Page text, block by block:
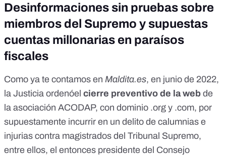
Desinformaciones sin pruebas sobre
miembros del Supremo y supuestas
cuentas millonarias en paraísos
fiscales
Como ya te contamos en Maldita.es, en junio de 2022,
la Justicia ordenóel cierre preventivo de la web de
la asociación ACODAP, con dominio .org y .com, por
supuestamente incurrir en un delito de calumnias e
injurias contra magistrados del Tribunal Supremo,
entre ellos, el entonces presidente del Consejo